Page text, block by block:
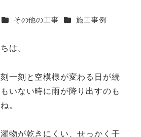
カテゴリー
その他の工事 カテゴリー
施工事例
は。
一刻と空模様が変わる日が続
いない時に雨が降り出すのも
。
物が乾きにくい、せっかく干